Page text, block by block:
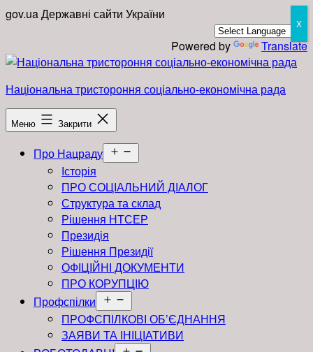
Перейти
gov.uaДержавні сайти України
Powered by
Translate
Національна тристороння соціально-економічна рада
Меню Закрити
Про Нацраду
меню
Історія
ПРО СОЦІАЛЬНИЙ ДІАЛОГ
Структура та склад
Рішення НТСЕР
Президія
Рішення Президії
ОФІЦІЙНІ ДОКУМЕНТИ
ПРО КОРУПЦІЮ
Профспілки
меню
ПРОФСПІЛКОВІ ОБ’ЄДНАННЯ
ЗАЯВИ ТА ІНІЦІАТИВИ
X